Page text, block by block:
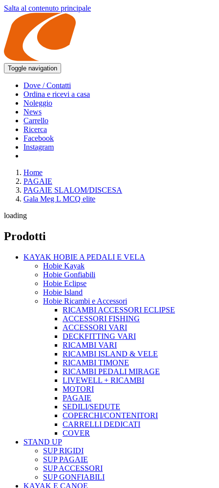
Salta al contenuto principale
Toggle navigation
Dove / Contatti
Ordina e ricevi a casa
Noleggio
News
Carrello
Ricerca
Facebook
Instagram
Home
PAGAIE
PAGAIE SLALOM/DISCESA
Gala Meg L MCQ elite
loading
Prodotti
KAYAK HOBIE A PEDALI E VELA
Hobie Kayak
Hobie Gonfiabili
Hobie Eclipse
Hobie Island
Hobie Ricambi e Accessori
RICAMBI ACCESSORI ECLIPSE
ACCESSORI FISHING
ACCESSORI VARI
DECKFITTING VARI
RICAMBI VARI
RICAMBI ISLAND & VELE
RICAMBI TIMONE
RICAMBI PEDALI MIRAGE
LIVEWELL + RICAMBI
MOTORI
PAGAIE
SEDILI/SEDUTE
COPERCHI/CONTENITORI
CARRELLI DEDICATI
COVER
STAND UP
SUP RIGIDI
SUP PAGAIE
SUP ACCESSORI
SUP GONFIABILI
KAYAK E CANOE